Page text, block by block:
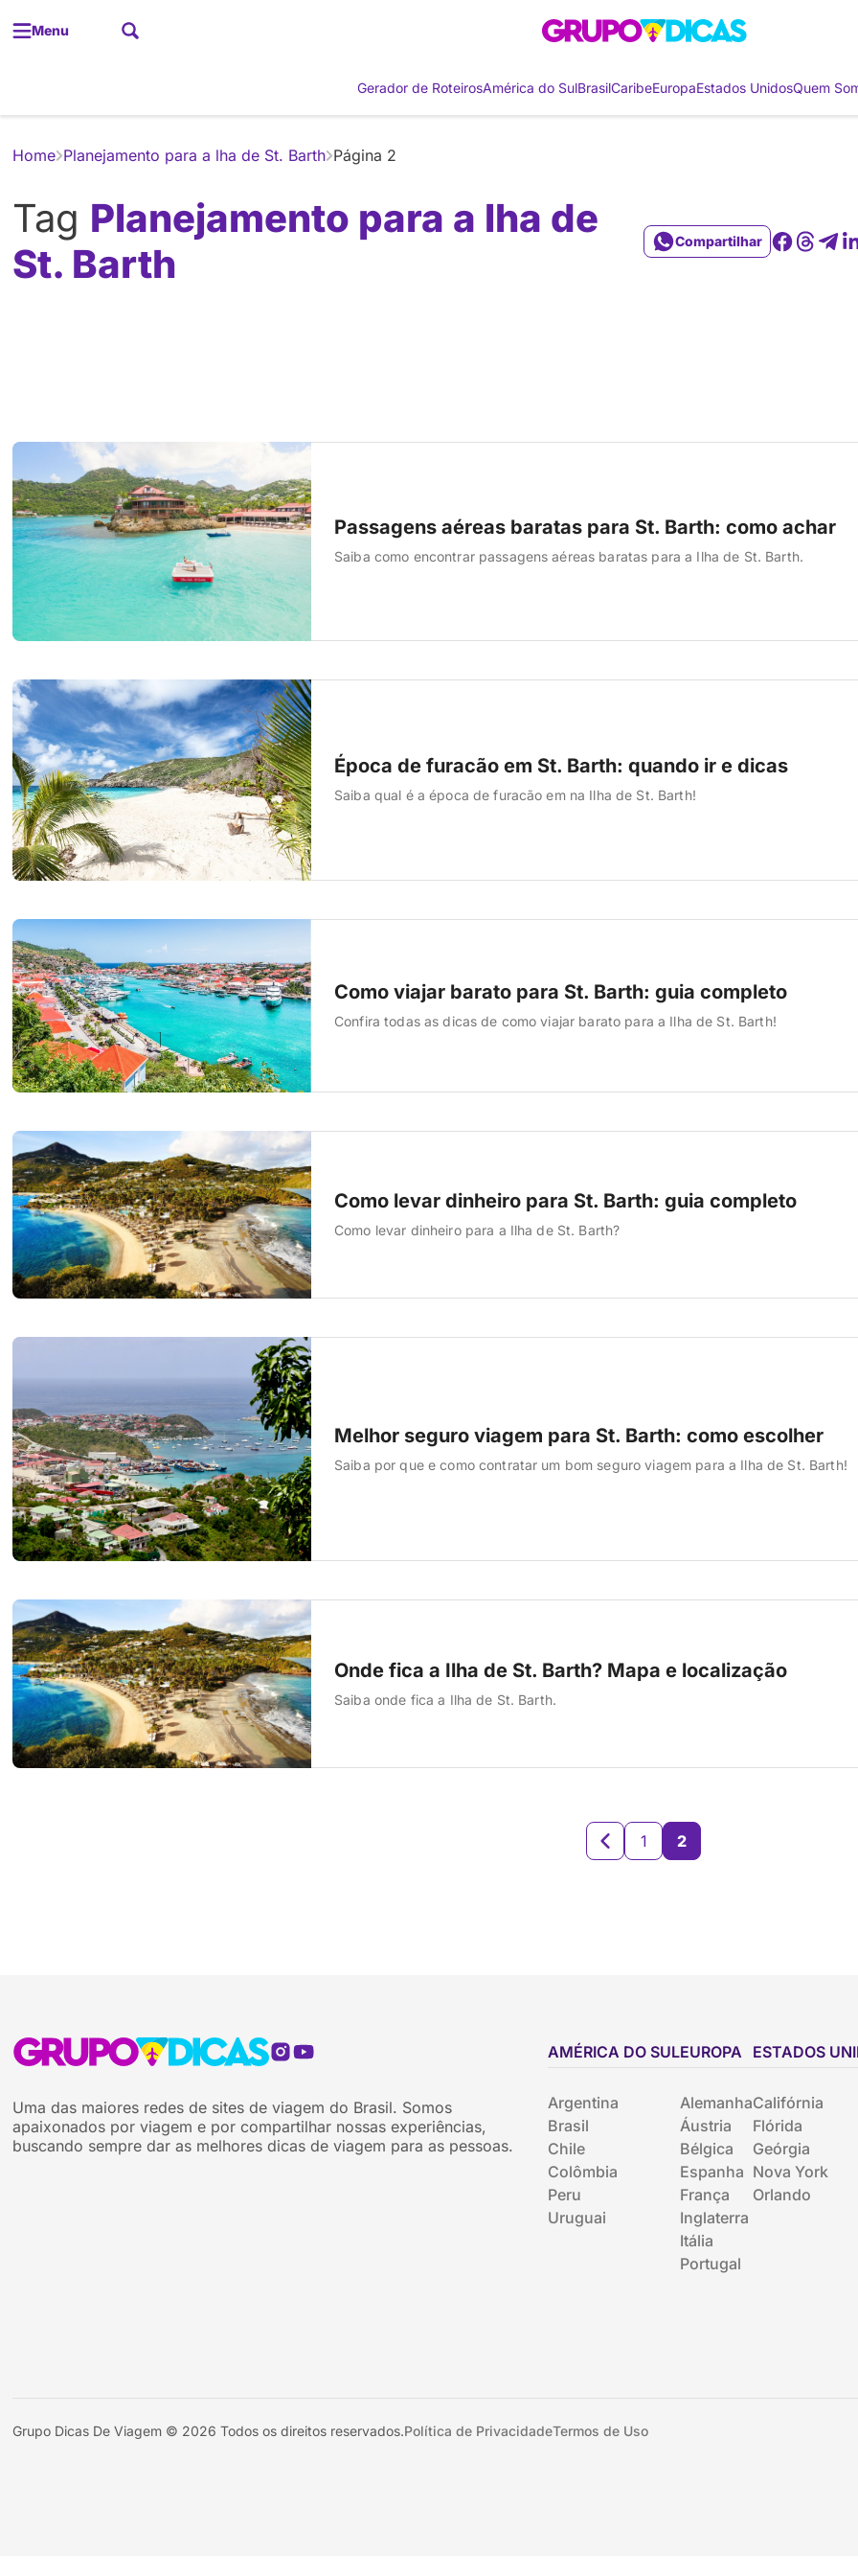
Menu
Gerador de RoteirosAmérica do SulBrasilCaribeEuropaEstados UnidosQuem
Home Planejamento para a lha de St. Barth Página 2
Tag Planejamento para a lha de
St. Barth
Compartilhar
Passagens aéreas baratas para St. Barth: como achar
Saiba como encontrar passagens aéreas baratas para a Ilha de St. Barth.
Época de furacão em St. Barth: quando ir e dicas
Saiba qual é a época de furacão em na Ilha de St. Barth!
Como viajar barato para St. Barth: guia completo
Confira todas as dicas de como viajar barato para a Ilha de St. Barth!
Como levar dinheiro para St. Barth: guia completo
Como levar dinheiro para a Ilha de St. Barth?
Melhor seguro viagem para St. Barth: como escolher
Saiba por que e como contratar um bom seguro viagem para a Ilha de St. Barth!
Onde fica a Ilha de St. Barth? Mapa e localização
Saiba onde fica a Ilha de St. Barth.
1 2
Uma das maiores redes de sites de viagem do Brasil. Somos
apaixonados por viagem e por compartilhar nossas experiências,
buscando sempre dar as melhores dicas de viagem para as pessoas.
AMÉRICA DO SUL
Argentina
Brasil
Chile
Colômbia
Peru
Uruguai
EUROPA
Alemanha
Áustria
Bélgica
Espanha
França
Inglaterra
Itália
Portugal
ESTADOS
Califórnia
Flórida
Geórgia
Nova York
Orlando
Grupo Dicas De Viagem © 2026 Todos os direitos reservados.Política de PrivacidadeTermos de Uso